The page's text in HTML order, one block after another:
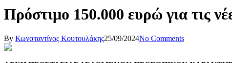
Πρόστιμο 150.000 ευρώ για τις
By Κωνσταντίνος Κουτουλάκης25/09/2024No Comments